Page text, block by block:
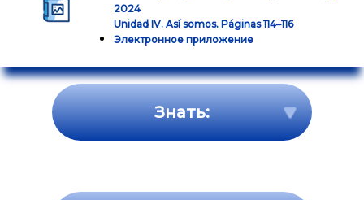
2024
Unidad IV. Así somos. Páginas 114–116
Электронное приложение
Знать: